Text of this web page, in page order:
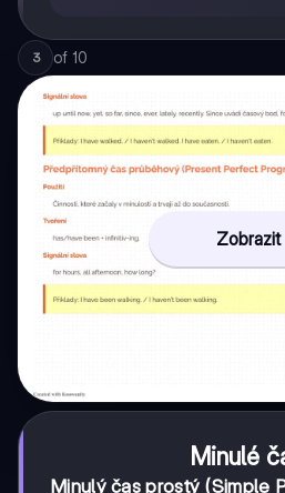
3 of 10
Zobrazit
Minulé
Minulý čas prostý (Simple